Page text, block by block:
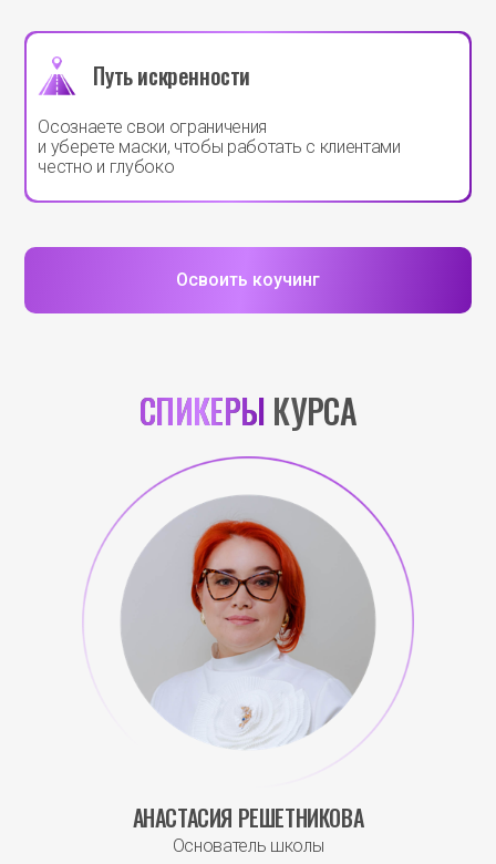
Путь искренности
Осознаете свои ограничения
и уберете маски, чтобы работать с клиентами
честно и глубоко
Освоить коучинг
СПИКЕРЫ КУРСА
АНАСТАСИЯ РЕШЕТНИКОВА
Основатель школы